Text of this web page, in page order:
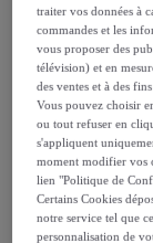
Livraison
Livraison
Livraison
Comment ça
traiter vos données à
commandes et les
vous proposer des
télévision) et en
des ventes et à des
Vous pouvez choisir
ou tout refuser en
s'appliquent
moment modifier vos
lien "Politique de
Certains Cookies
notre service tel que
personnalisation de